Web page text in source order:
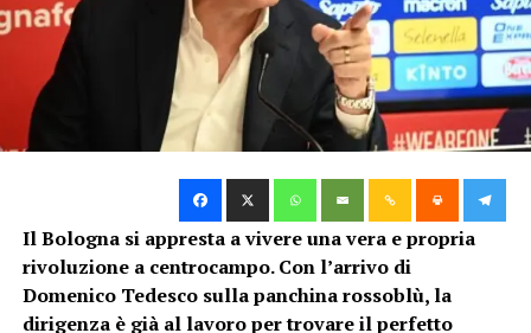
Il Bologna si appresta a vivere una vera e propria
rivoluzione a centrocampo. Con l’arrivo di
Domenico Tedesco sulla panchina rossoblù, la
dirigenza è già al lavoro per trovare il perfetto